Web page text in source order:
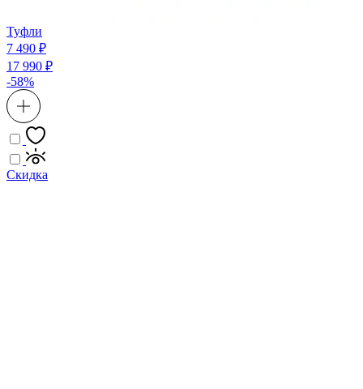
Туфли
7 490 ₽
17 990 ₽
-58%
Скидка